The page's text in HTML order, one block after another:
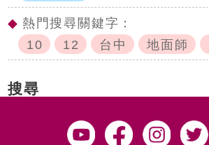
◆ 熱門搜尋關鍵字：
10
12 台中 地面師
搜尋